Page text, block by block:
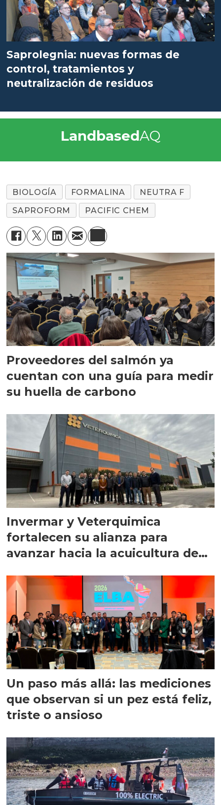
Saprolegnia: nuevas formas de
control, tratamientos y
neutralización de residuos
LandbasedAQ
BIOLOGÍA FORMALINA
NEUTRA F
SAPROFORM
PACIFIC CHEM
Proveedores del salmón ya
cuentan con una guía para medir
su huella de carbono
Invermar y Veterquimica
fortalecen su alianza para
avanzar hacia la acuicultura de
Un paso más allá: las mediciones
que observan si un pez está feliz,
triste o ansioso